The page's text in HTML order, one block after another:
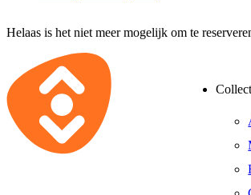
Helaas is het niet meer mogelijk om te